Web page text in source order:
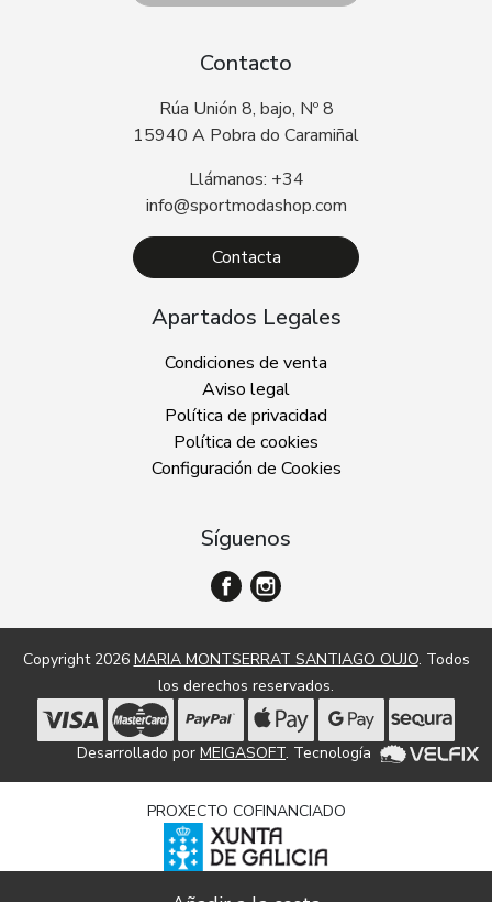
Contacto
Rúa Unión 8, bajo, Nº 8
15940 A Pobra do Caramiñal
Llámanos: +34
info@sportmodashop.com
Contacta
Apartados Legales
Condiciones de venta
Aviso legal
Política de privacidad
Política de cookies
Configuración de Cookies
Síguenos
Copyright 2026 MARIA MONTSERRAT SANTIAGO OUJO. Todos
los derechos reservados.
Desarrollado por MEIGASOFT. Tecnología
PROXECTO COFINANCIADO